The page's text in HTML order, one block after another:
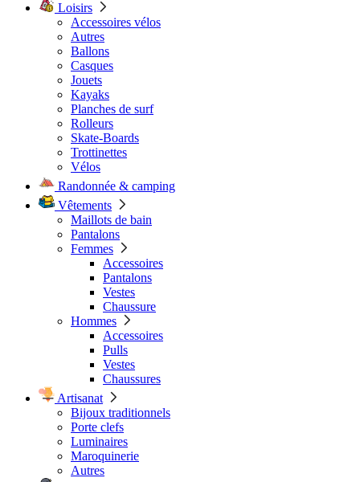
Loisirs
Accessoires vélos
Autres
Ballons
Casques
Jouets
Kayaks
Planches de surf
Rolleurs
Skate-Boards
Trottinettes
Vélos
Randonnée & camping
Vêtements
Maillots de bain
Pantalons
Femmes
Accessoires
Pantalons
Vestes
Chaussure
Hommes
Accessoires
Pulls
Vestes
Chaussures
Artisanat
Bijoux traditionnels
Porte clefs
Luminaires
Maroquinerie
Autres